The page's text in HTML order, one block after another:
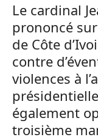
Le cardinal
prononcé
de Côte
contre
violences à
également
troisième